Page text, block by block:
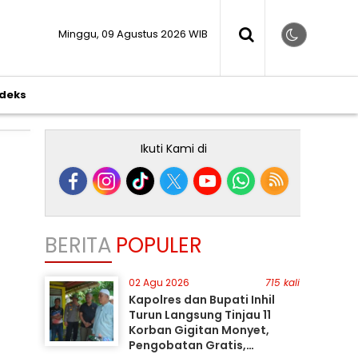
Minggu, 09 Agustus 2026 WIB
Ikuti Kami di
BERITA POPULER
02 Agu 2026 715 kali
Kapolres dan Bupati Inhil
Turun Langsung Tinjau 11
Korban Gigitan Monyet,
Pengobatan Gratis,